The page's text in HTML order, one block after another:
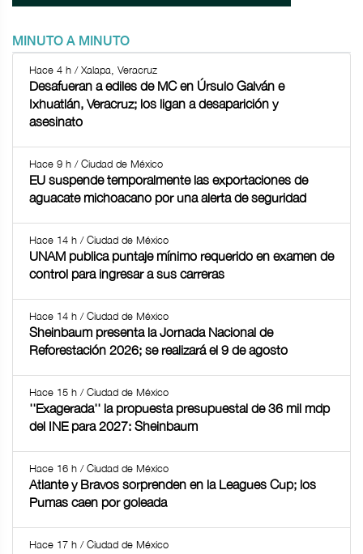
MINUTO A MINUTO
Hace 4 h / Xalapa, Veracruz
Desafueran a ediles de MC en Úrsulo Galván e
Ixhuatlán, Veracruz; los ligan a desaparición y
asesinato
Hace 9 h / Ciudad de México
EU suspende temporalmente las exportaciones de
aguacate michoacano por una alerta de seguridad
Hace 14 h / Ciudad de México
UNAM publica puntaje mínimo requerido en examen de
control para ingresar a sus carreras
Hace 14 h / Ciudad de México
Sheinbaum presenta la Jornada Nacional de
Reforestación 2026; se realizará el 9 de agosto
Hace 15 h / Ciudad de México
''Exagerada'' la propuesta presupuestal de 36 mil mdp
del INE para 2027: Sheinbaum
Hace 16 h / Ciudad de México
Atlante y Bravos sorprenden en la Leagues Cup; los
Pumas caen por goleada
Hace 17 h / Ciudad de México